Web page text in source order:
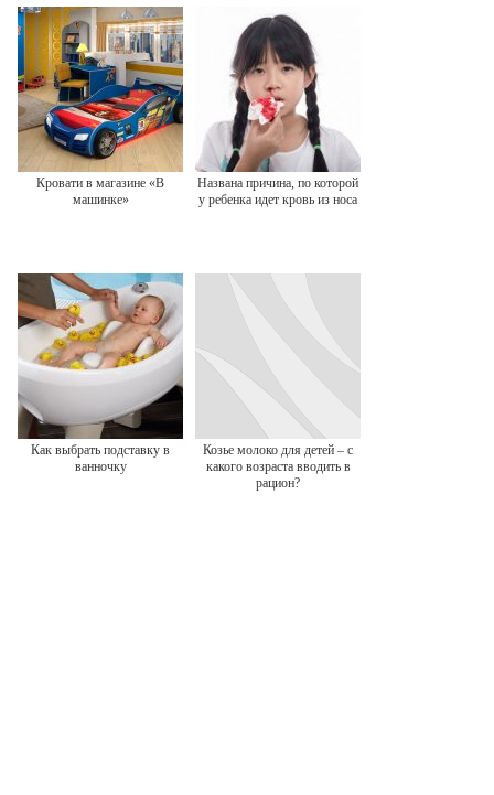
Кровати в магазине «В
машинке»
Названа причина, по которой
у ребенка идет кровь из носа
Как выбрать подставку в
ванночку
Козье молоко для детей – с
какого возраста вводить в
рацион?